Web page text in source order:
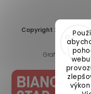
Copyright 2026
Grafický návrh